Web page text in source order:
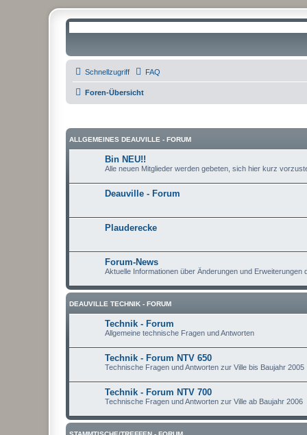
Schnellzugriff FAQ
Foren-Übersicht
ALLGEMEINES DEAUVILLE - FORUM
Bin NEU!!
Alle neuen Mitglieder werden gebeten, sich hier kurz
Deauville - Forum
Plauderecke
Forum-News
Aktuelle Informationen über Änderungen und Erweiterungen
DEAUVILLE TECHNIK - FORUM
Technik - Forum
Allgemeine technische Fragen und Antworten
Technik - Forum NTV 650
Technische Fragen und Antworten zur Ville bis Baujahr 2005
Technik - Forum NTV 700
Technische Fragen und Antworten zur Ville ab Baujahr 2006